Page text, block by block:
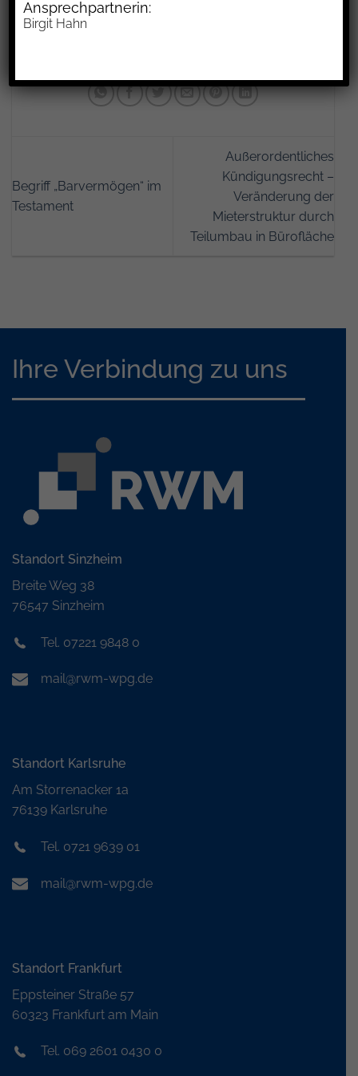
gemeinsamen Wohnens und das Befinden
Begriff „Barvermögen“ im
Testament
Außerordentliches
Kündigungsrecht –
Veränderung der
Mieterstruktur durch
Teilumbau in Bürofläche
Ihre Verbindung zu uns
Standort Sinzheim
Breite Weg 38
76547 Sinzheim
Tel. 07221 9848 0
mail@rwm-wpg.de
Standort Karlsruhe
Am Storrenacker 1a
76139 Karlsruhe
Tel. 0721 9639 01
mail@rwm-wpg.de
Standort Frankfurt
Eppsteiner Straße 57
60323 Frankfurt am Main
Tel. 069 2601 0430 0
Ansprechpartnerin:
Birgit Hahn